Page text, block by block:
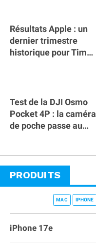
Résultats Apple : un
dernier trimestre
historique pour Tim
Test de la DJI Osmo
Pocket 4P : la caméra
de poche passe au
PRODUITS
MAC IPHONE
iPhone 17e